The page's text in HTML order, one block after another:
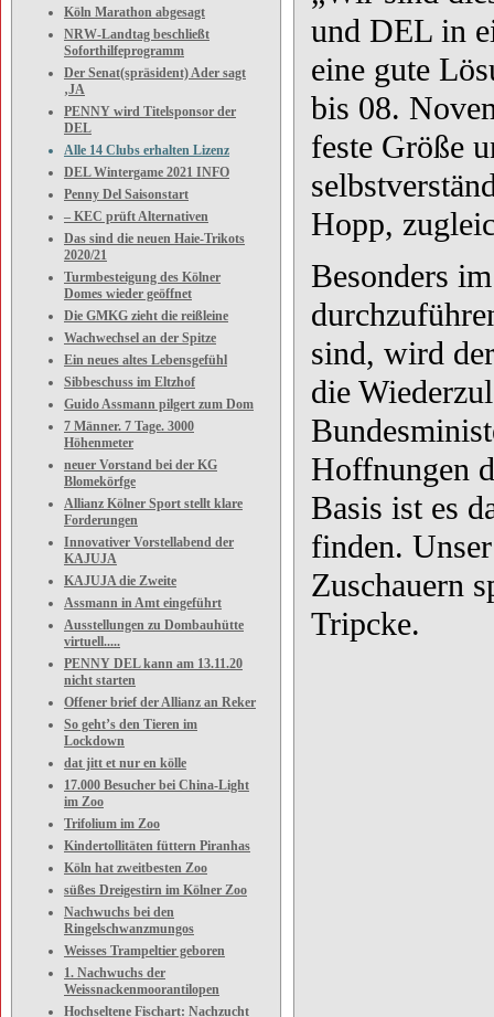
Köln Marathon abgesagt
NRW-Landtag beschließt
Soforthilfeprogramm
Der Senat(spräsident) Ader sagt
‚JA
PENNY wird Titelsponsor der
DEL
Alle 14 Clubs erhalten Lizenz
DEL Wintergame 2021 INFO
Penny Del Saisonstart
– KEC prüft Alternativen
Das sind die neuen Haie-Trikots
2020/21
Turmbesteigung des Kölner
Domes wieder geöffnet
Die GMKG zieht die reißleine
Wachwechsel an der Spitze
Ein neues altes Lebensgefühl
Sibbeschuss im Eltzhof
Guido Assmann pilgert zum Dom
7 Männer. 7 Tage. 3000
Höhenmeter
neuer Vorstand bei der KG
Blomekörfge
Allianz Kölner Sport stellt klare
Forderungen
Innovativer Vorstellabend der
KAJUJA
KAJUJA die Zweite
Assmann in Amt eingeführt
Ausstellungen zu Dombauhütte
virtuell.....
PENNY DEL kann am 13.11.20
nicht starten
Offener brief der Allianz an Reker
So geht’s den Tieren im
Lockdown
dat jitt et nur en kölle
17.000 Besucher bei China-Light
im Zoo
Trifolium im Zoo
Kindertollitäten füttern Piranhas
Köln hat zweitbesten Zoo
süßes Dreigestirn im Kölner Zoo
Nachwuchs bei den
Ringelschwanzmungos
Weisses Trampeltier geboren
1. Nachwuchs der
Weissnackenmoorantilopen
Hochseltene Fischart: Nachzucht
und DEL in
eine gute
bis 08.
feste Größe
Hopp,
Besonders
sind, wird
die
Hoffnungen
Basis ist es
finden.
Zuschauern
Tripcke.